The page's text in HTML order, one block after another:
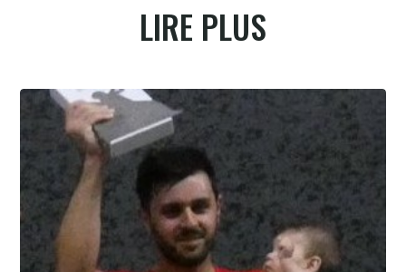
LIRE PLUS